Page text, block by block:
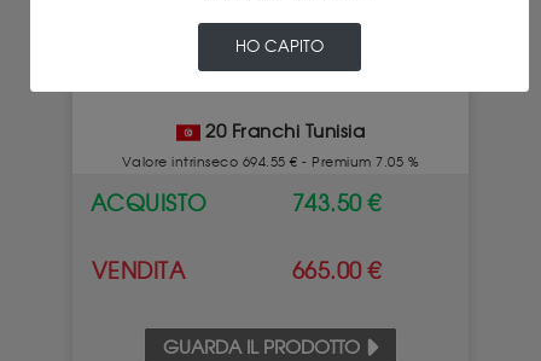
20 Franchi Tunisia
Valore intrinseco 694.55 € - Premium 7.05 %
ACQUISTO 743.50 €
VENDITA 665.00 €
GUARDA IL PRODOTTO
HO CAPITO